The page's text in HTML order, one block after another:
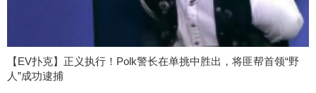
【EV扑克】正义执行！Polk警长在单挑中胜出，将匪帮首领“野
人”成功逮捕